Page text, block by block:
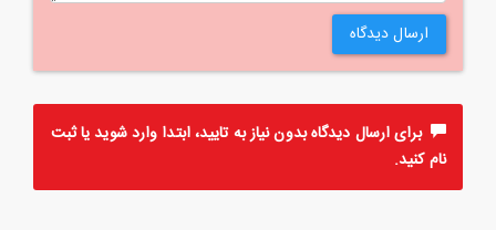
ارسال دیدگاه
برای ارسال دیدگاه بدون نیاز به تایید، ابتداواردشوید یاثبت
نامکنید.